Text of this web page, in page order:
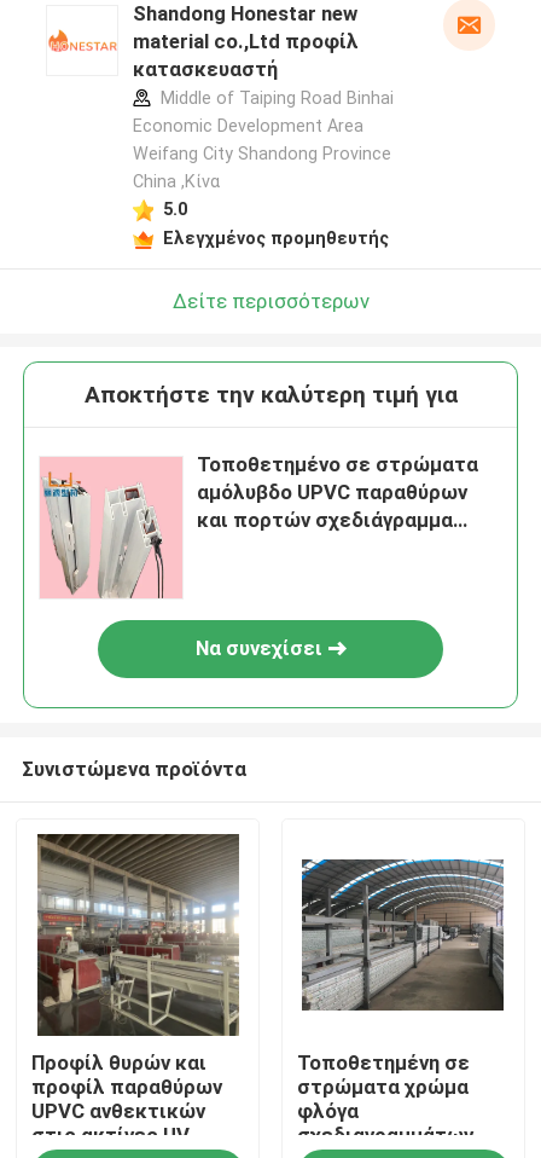
Σπίτι
Προϊόντα
βίντεο
Shandong Honestar new
material co.,Ltd προφίλ
κατασκευαστή
Middle of Taiping Road Binhai
Economic Development Area
Weifang City Shandong Province
China ,Κίνα
5.0
Ελεγχμένος προμηθευτής
Δείτε περισσότερων
Αποκτήστε την καλύτερη τιμή για
Τοποθετημένο σε στρώματα
αμόλυβδο UPVC παραθύρων
και πορτών σχεδιάγραμμα
Να συνεχίσει
Συνιστώμενα προϊόντα
Προφίλ θυρών και
προφίλ παραθύρων
UPVC ανθεκτικών
στις ακτίνες UV
Τοποθετημένη σε
στρώματα χρώμα
φλόγα
σχεδιαγραμμάτων